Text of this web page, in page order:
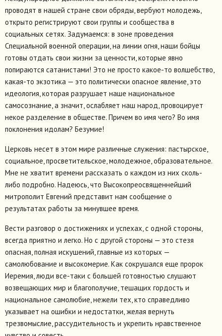
проводят в нашей стране свои обряды, вербуют молодежь,
открыто регистрируют свои группы и сообщества в
социальных сетях. Задумаемся: в зоне проведения
Специальной военной операции, на линии огня, наши бойцы
готовы отдать свои жизни за ценности, которые явно
попираются сатанистами! Это не просто какое-то волшебство,
какая-то экзотика — это политически опасное явление, это
идеология, которая разрушает наше национальное
самосознание, а значит, ослабляет наш народ, провоцирует
некое разделение в обществе. Причем во имя чего? Во имя
поклонения идолам? Безумие!
Церковь несет в этом мире различные служения: пастырское,
социальное, просветительское, молодежное, образовательное.
Мне не хватит времени рассказать о каждом из них сколь-
либо подробно. Надеюсь, что Высокопреосвященнейший
митрополит Евгений представит нам сообщение о
результатах работы за минувшее время.
Вести разговор о достижениях и успехах, с одной стороны,
всегда приятно и легко. Но с другой стороны — это стезя
опасная, полная искушений, главные из которых —
самолюбование и высокомерие. Как сокрушался еще пророк
Иеремия, люди все-таки с большей готовностью слушают
возвещающих мир и благополучие, тешащих гордость и
национальное самолюбие, нежели тех, кто справедливо
указывает на ошибки и недостатки, желая вернуть
трезвомыслие, рассудительность и укрепить нравственное